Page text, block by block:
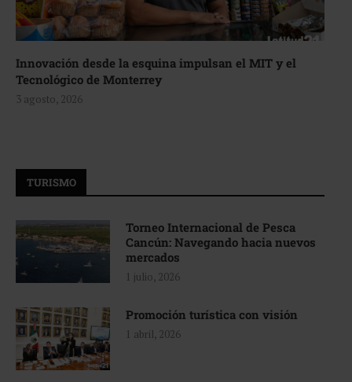
Innovación desde la esquina impulsan el MIT y el
Tecnológico de Monterrey
3 agosto, 2026
TURISMO
Torneo Internacional de Pesca
Cancún: Navegando hacia nuevos
mercados
1 julio, 2026
Promoción turística con visión
1 abril, 2026